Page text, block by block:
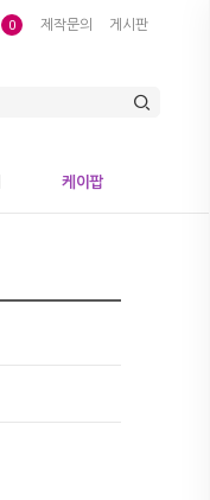
0 제작문의 게시판
케이팝